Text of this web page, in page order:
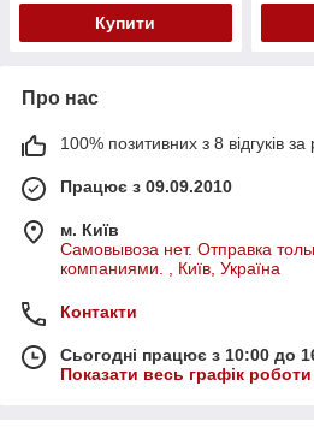
Купити
Про нас
100% позитивних з 8 відгуків за
Працює з 09.09.2010
м. Київ
Самовывоза нет. Отправка
компаниями. , Київ, Україна
Контакти
Сьогодні працює з 10:00 до
Показати весь графік роботи